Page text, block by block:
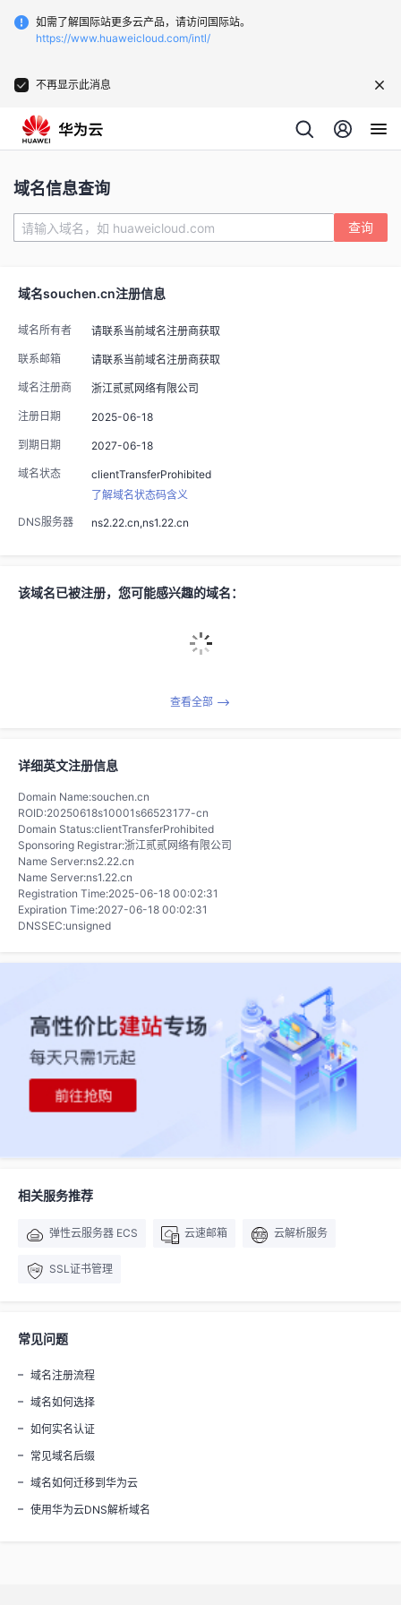
如需了解国际站更多云产品，请访问国际站。
https://www.huaweicloud.com/intl/
不再显示此消息
域名信息查询
查询
域名souchen.cn注册信息
域名所有者 请联系当前域名注册商获取
联系邮箱 请联系当前域名注册商获取
域名注册商 浙江贰贰网络有限公司
注册日期 2025-06-18
到期日期 2027-06-18
域名状态
clientTransferProhibited
了解域名状态码含义
DNS服务器
ns2.22.cn,ns1.22.cn
该域名已被注册，您可能感兴趣的域名：
查看全部
详细英文注册信息
Domain Name:souchen.cn
ROID:20250618s10001s66523177-cn
Domain Status:clientTransferProhibited
Sponsoring Registrar:浙江贰贰网络有限公司
Name Server:ns2.22.cn
Name Server:ns1.22.cn
Registration Time:2025-06-18 00:02:31
Expiration Time:2027-06-18 00:02:31
DNSSEC:unsigned
相关服务推荐
弹性云服务器 ECS 云速邮箱 云解析服务
SSL证书管理
常见问题
域名注册流程
域名如何选择
如何实名认证
常见域名后缀
域名如何迁移到华为云
使用华为云DNS解析域名